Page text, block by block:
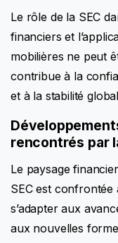
Le rôle de la SEC
financiers et
mobilières ne peut
contribue à la
et à la stabilité
rencontrés par
Le paysage
SEC est confrontée
s’adapter aux
aux nouvelles